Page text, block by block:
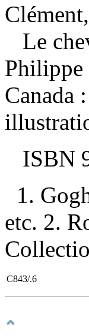
Le
Philippe
Canada
ISBN
1.
etc. 2.
C843/.6